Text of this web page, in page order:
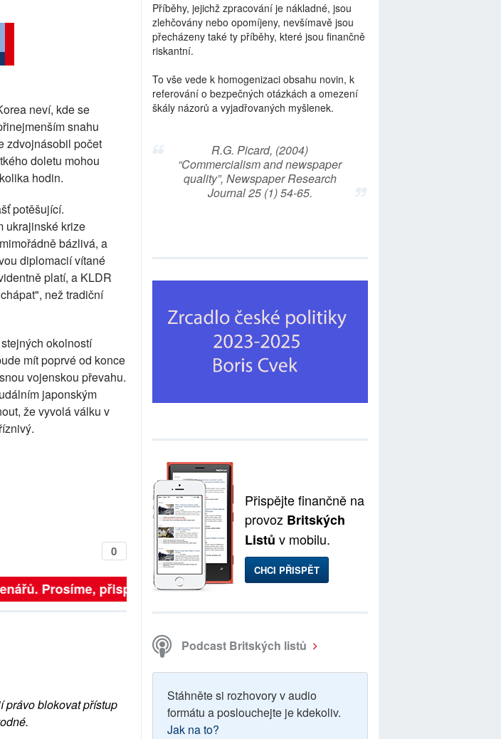
neví, kde se
snahu
zdvojnásobil počet
doletu mohou
hodin.
potěšující.
ukrajinské krize
bázlivá, a
diplomacií vítané
platí, a KLDR
než tradiční
okolností
mít poprvé od konce
vojenskou převahu.
japonským
že vyvolá válku v
0
Prosíme, přispějte. ➥
právo blokovat přístup
Příběhy, jejichž zpracování je nákladné, jsou
zlehčovány nebo opomíjeny, nevšímavě jsou
přecházeny také ty příběhy, které jsou finančně
riskantní.
To vše vede k homogenizaci obsahu novin, k
referování o bezpečných otázkách a omezení
škály názorů a vyjadřovaných myšlenek.
R.G. Picard, (2004)
“Commercialism and newspaper
quality”, Newspaper Research
Journal 25 (1) 54-65.
Přispějte finančně na
provoz Britských
Listů v mobilu.
CHCI PŘISPĚT
Podcast Britských listů
Stáhněte si rozhovory v audio
formátu a poslouchejte je kdekoliv.
Jak na to?